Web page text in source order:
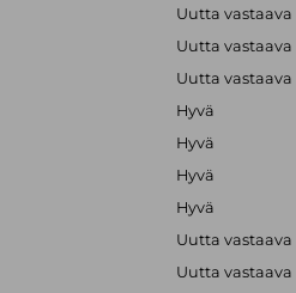
Uutta vastaava
Uutta vastaava
Uutta vastaava
Hyvä
Hyvä
Hyvä
Hyvä
Uutta vastaava
Uutta vastaava